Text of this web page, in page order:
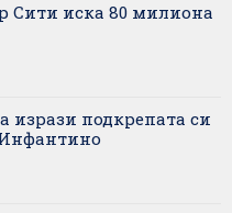
Сити иска 80 милиона
изрази подкрепата си